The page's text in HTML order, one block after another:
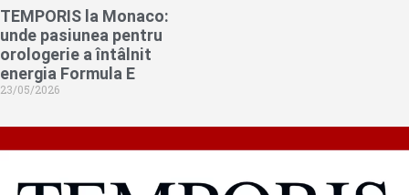
TEMPORIS la Monaco:
unde pasiunea pentru
orologerie a întâlnit
energia Formula E
23/05/2026